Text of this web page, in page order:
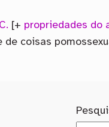
[+ propriedades do
coisas